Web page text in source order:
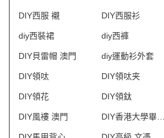
DIY西服 襯 DIY西服衫
diy西裝裙 diy西褲
DIY貝雷帽 澳門 diy運動衫外套
DIY領呔 DIY領呔夹
DIY領花 DIY領鈦
DIY風褸 澳門 DIY香港大學畢業袍